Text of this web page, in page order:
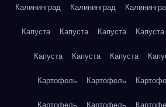
Калининград Калининград
Капуста Капуста Капуста Капуста
Капуста Капуста Капуста
Картофель Картофель
Картофель Картофель